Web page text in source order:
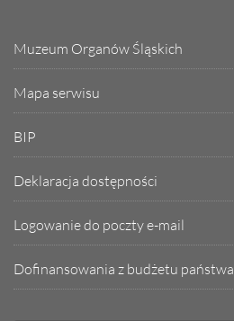
Muzeum Organów Śląskich
Mapa serwisu
BIP
Deklaracja dostępności
Logowanie do poczty e-mail
Dofinansowania z budżetu państwa